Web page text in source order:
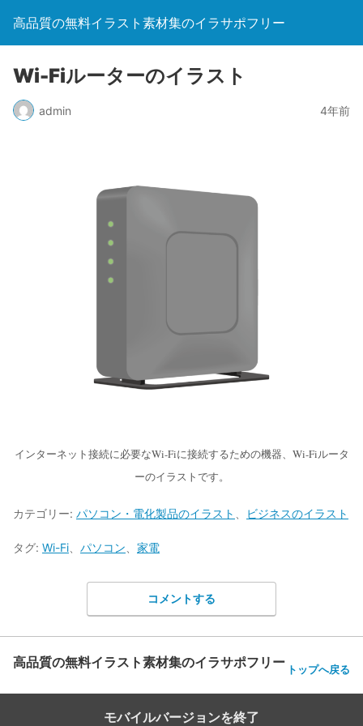
高品質の無料イラスト素材集のイラサポフリー
Wi-Fiルーターのイラスト
admin 4年前
インターネット接続に必要なWi-Fiに接続するための機器、Wi-Fiルータ
ーのイラストです。
カテゴリー: パソコン・電化製品のイラスト ビジネスのイラスト
タグ: Wi-Fi パソコン 家電
コメントする
高品質の無料イラスト素材集のイラサポフリー トップへ戻る
モバイルバージョンを終了